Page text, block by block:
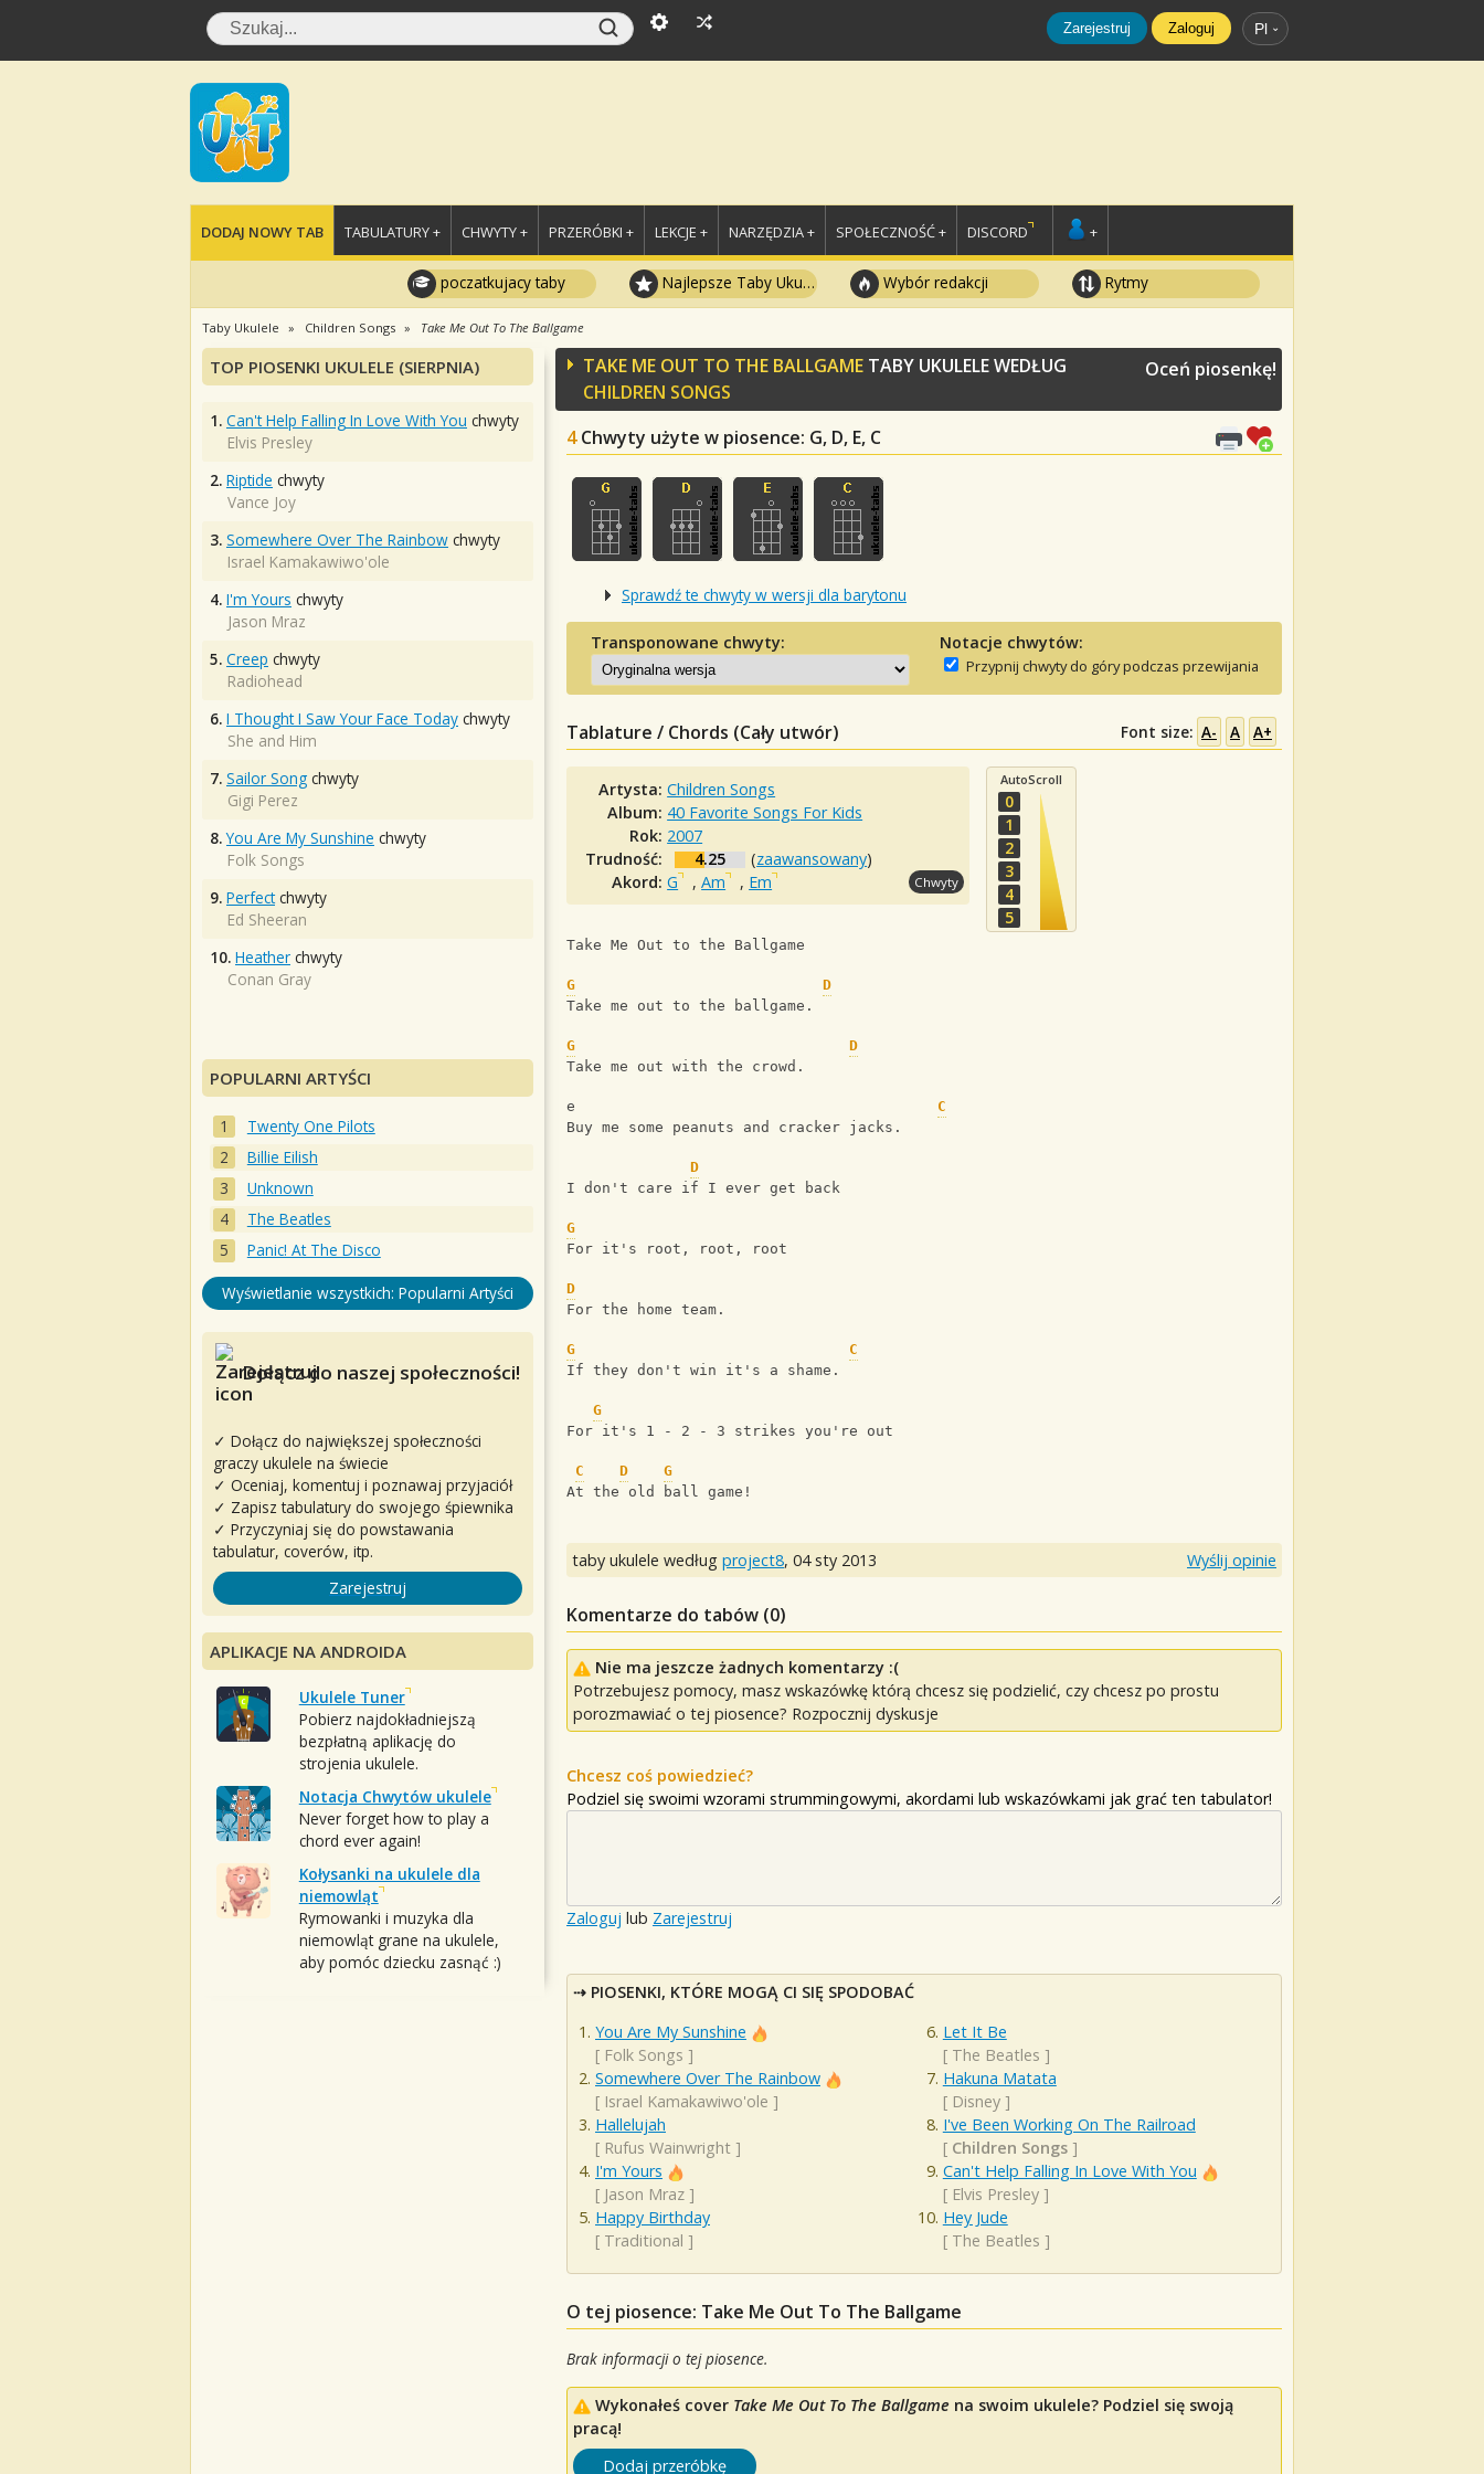
Zarejestruj Zaloguj Pl
DODAJ NOWY TAB TABULATURY + CHWYTY + PRZERÓBKI + LEKCJE + NARZĘDZIA + SPOŁECZNOŚĆ + DISCORD +
poczatkujacy taby Najlepsze Taby Ukulele Wybór redakcji Rytmy
Taby Ukulele Children Songs Take Me Out To The Ballgame
TAKE ME OUT TO THE BALLGAME TABY UKULELE WEDŁUG
CHILDREN SONGS
4 Chwyty użyte w piosence: G, D, E, C
Oceń piosenkę!
Sprawdź te chwyty w wersji dla barytonu
Transponowane chwyty: Notacje chwytów:
Przypnij chwyty do góry podczas przewijania
Tablature / Chords (Cały utwór) Font size: A- A A+
Artysta:Children Songs
Album: 40 Favorite Songs For Kids
Rok: 2007
Trudność:
4.25 (zaawansowany)
Akord:G ,Am , Em Chwyty
AutoScroll
0
1
2
3
4
5
Take Me Out to the Ballgame
G
D
Take me out to the ballgame.
G
D
Take me out with the crowd.
e C
Buy me some peanuts and cracker jacks.
D
I don't care if I ever get back
G
For it's root, root, root
D
For the home team.
G
C
If they don't win it's a shame.
G
For it's 1 - 2 - 3 strikes you're out
C D
G
At the old ball game!
taby ukulele według project8, 04 sty 2013 Wyślij opinie
Komentarze do tabów (0)
Nie ma jeszcze żadnych komentarzy :(
Potrzebujesz pomocy, masz wskazówkę którą chcesz się podzielić, czy chcesz po prostu
porozmawiać o tej piosence? Rozpocznij dyskusje
Chcesz coś powiedzieć?
Podziel się swoimi wzorami strummingowymi, akordami lub wskazówkami jak grać ten tabulator!
Zaloguj lub Zarejestruj
PIOSENKI, KTÓRE MOGĄ CI SIĘ SPODOBAĆ
You Are My Sunshine
[ Folk Songs ]
Somewhere Over The Rainbow
[ Israel Kamakawiwo'ole ]
Hallelujah
[ Rufus Wainwright ]
I'm Yours
[ Jason Mraz ]
Happy Birthday
[ Traditional ]
Let It Be
[ The Beatles ]
Hakuna Matata
[ Disney]
I've Been Working On The Railroad
[ Children Songs]
Can't Help Falling In Love With You
[ Elvis Presley]
Hey Jude
[ The Beatles ]
O tej piosence: Take Me Out To The Ballgame
Brak informacji o tej piosence.
Wykonałeś cover Take Me Out To The Ballgame na swoim ukulele? Podziel się swoją
pracą!
Dodaj przeróbkę
TOP PIOSENKI UKULELE (SIERPNIA)
1. Can't Help Falling In Love With You chwyty
Elvis Presley
2. Riptide chwyty
Vance Joy
3. Somewhere Over The Rainbow chwyty
Israel Kamakawiwo'ole
4. I'm Yours chwyty
Jason Mraz
5. Creep chwyty
Radiohead
6. I Thought I Saw Your Face Today chwyty
She and Him
7. Sailor Song chwyty
Gigi Perez
8. You Are My Sunshine chwyty
Folk Songs
9. Perfectchwyty
Ed Sheeran
10. Heather chwyty
Conan Gray
POPULARNI ARTYŚCI
Twenty One Pilots
Billie Eilish
Unknown
The Beatles
Panic! At The Disco
Wyświetlanie wszystkich: Popularni Artyści
Dołącz do naszej społeczności!
✓ Dołącz do największej społeczności
graczy ukulele na świecie
✓ Oceniaj, komentuj i poznawaj przyjaciół
✓ Zapisz tabulatury do swojego śpiewnika
✓ Przyczyniaj się do powstawania
tabulatur, coverów, itp.
Zarejestruj
APLIKACJE NA ANDROIDA
Ukulele Tuner
Pobierz najdokładniejszą
bezpłatną aplikację do
strojenia ukulele.
Notacja Chwytów ukulele
Never forget how to play a
chord ever again!
Kołysanki na ukulele dla
niemowląt
Rymowanki i muzyka dla
niemowląt grane na ukulele,
aby pomóc dziecku zasnąć :)